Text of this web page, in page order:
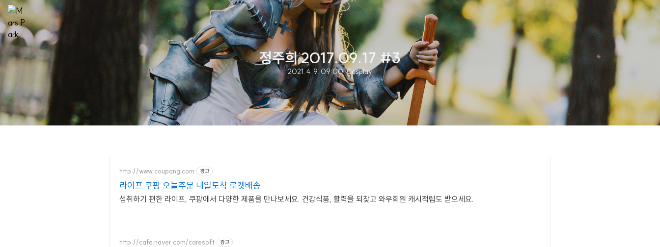
정주희 2017.09.17 #3
2021. 4. 9. 09:00·Cosplay
http://www.coupang.com 광고
라이프 쿠팡 오늘주문 내일도착 로켓배송
섭취하기 편한 라이프, 쿠팡에서 다양한 제품을 만나보세요. 건강식품, 활력을 되찾고 와우회원 캐시적립도 받으세요.
http://cafe.naver.com/caresoft 광고